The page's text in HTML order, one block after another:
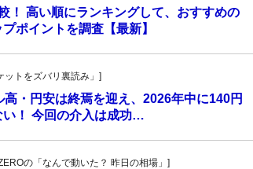
！ 高い順にランキングして、おすすめの
ポイントを調査【最新】
トをズバリ裏読み」]
・円安は終焉を迎え、2026年中に140円
い！ 今回の介入は成功…
の「なんで動いた？ 昨日の相場」]